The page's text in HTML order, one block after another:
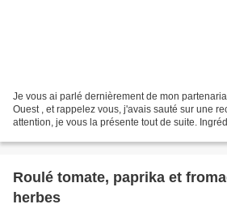
Je vous ai parlé dernièrement de mon
Ouest , et rappelez vous, j'avais sauté sur une
attention, je vous la présente tout de suite.
Roulé tomate, paprika et
herbes